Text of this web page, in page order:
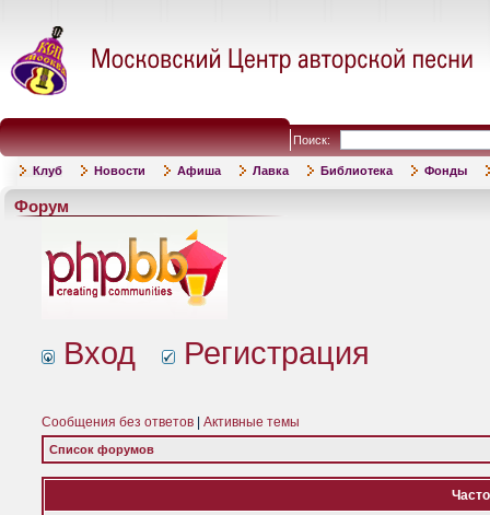
Поиск:
Клуб Новости Афиша Лавка Библиотека Фонды
Форум
Вход Регистрация
Сообщения без ответов Активные темы
Список форумов